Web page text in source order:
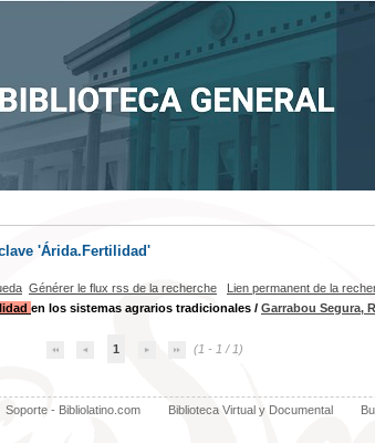
'Árida.Fertilidad'
Générer le flux rss de la recherche Lien permanent de la
en los sistemas agrarios tradicionales / Garrabou Segura,
1 (1 - 1 / 1)
Soporte - Bibliolatino.com Biblioteca Virtual y Documental